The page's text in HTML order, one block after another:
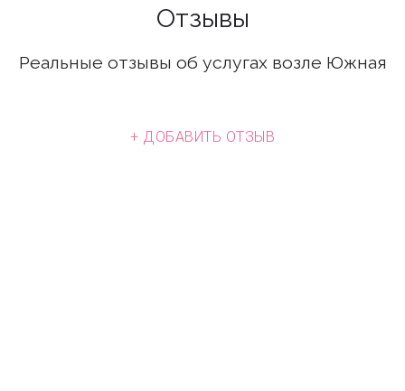
Отзывы
Реальные отзывы об услугах возле Южная
+ ДОБАВИТЬ ОТЗЫВ